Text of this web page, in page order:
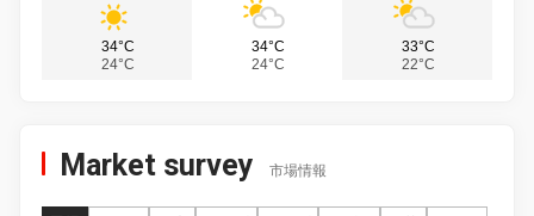
34°C
24°C
34°C
24°C
33°C
22°C
Market survey 市場情報